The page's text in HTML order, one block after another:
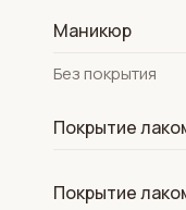
Маникюр
Без покрытия
Покрытие
Покрытие